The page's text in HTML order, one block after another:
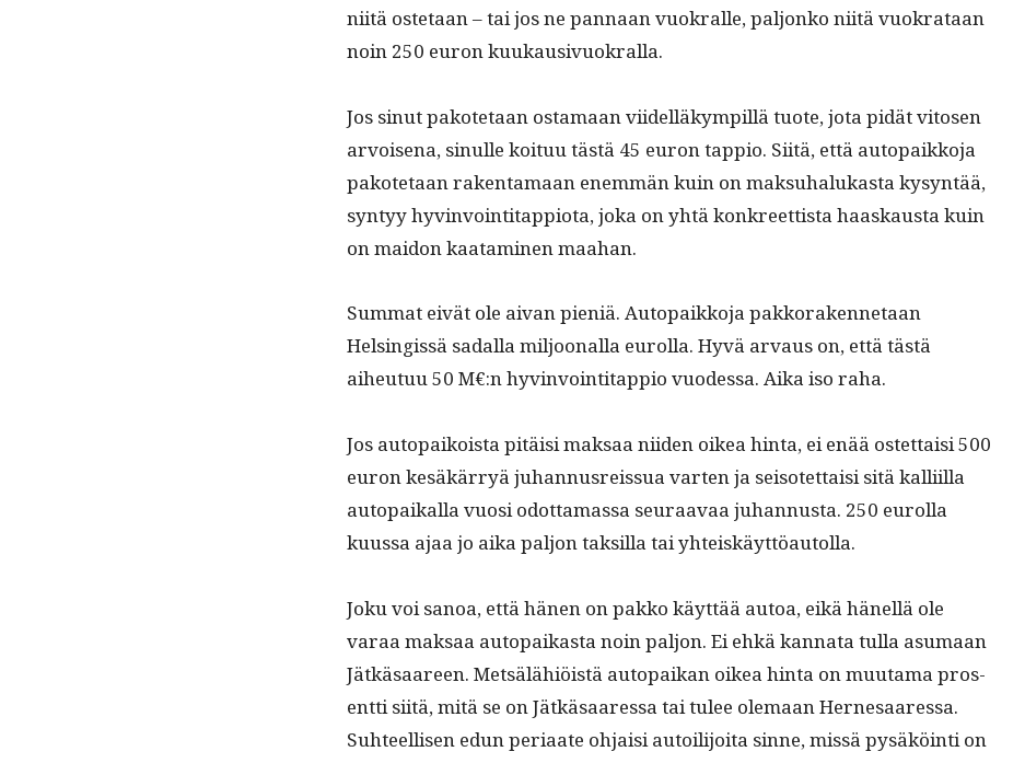
niitä oste­taan – tai jos ne pan­naan vuokralle, paljonko niitä vuokrataan
noin 250 euron kuukausivuokralla.
Jos sin­ut pakote­taan osta­maan viidel­läkympil­lä tuote, jota pidät vitosen
arvoise­na, sin­ulle koituu tästä 45 euron tap­pio. Siitä, että autopaikko­ja
pakote­taan rak­en­ta­maan enem­män kuin on mak­suhalukas­ta kysyn­tää,
syn­tyy hyv­in­voin­ti­tap­pi­o­ta, joka on yhtä konkreet­tista haaskaus­ta kuin
on maid­on kaat­a­mi­nen maahan.
Sum­mat eivät ole aivan pieniä. Autopaikko­ja pakko­raken­netaan
Helsingis­sä sadal­la miljoon­al­la eurol­la. Hyvä arvaus on, että tästä
aiheutuu 50 M€:n hyv­in­voin­ti­tap­pio vuodessa. Aika iso raha.
Jos autopaikoista pitäisi mak­saa niiden oikea hin­ta, ei enää ostet­taisi 500
euron kesäkär­ryä juhan­nus­reis­sua varten ja seisotet­taisi sitä kalli­il­la
autopaikalla vuosi odot­ta­mas­sa seu­raavaa juhan­nus­ta. 250 eurol­la
kuus­sa ajaa jo aika paljon tak­sil­la tai yhteiskäyttöautolla.
Joku voi sanoa, että hänen on pakko käyt­tää autoa, eikä hänel­lä ole
varaa mak­saa autopaikas­ta noin paljon. Ei ehkä kan­na­ta tul­la asumaan
Jätkäsaa­reen. Met­sälähiöistä autopaikan oikea hin­ta on muu­ta­ma pros­
ent­ti siitä, mitä se on Jätkäsaa­res­sa tai tulee ole­maan Her­ne­saa­res­sa.
Suh­teel­lisen edun peri­aate ohjaisi autoil­i­joi­ta sinne, mis­sä pysäköin­ti on